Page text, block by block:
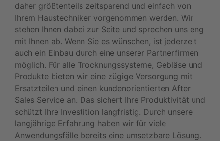
daher größtenteils zeitsparend und einfach von
Ihrem Haustechniker vorgenommen werden. Wir
stehen Ihnen dabei zur Seite und sprechen uns eng
mit Ihnen ab. Wenn Sie es wünschen, ist jederzeit
auch ein Einbau durch eine unserer Partnerfirmen
möglich. Für alle Trocknungssysteme, Gebläse und
Produkte bieten wir eine zügige Versorgung mit
Ersatzteilen und einen kundenorientierten After
Sales Service an. Das sichert Ihre Produktivität und
schützt Ihre Investition langfristig. Durch unsere
langjährige Erfahrung haben wir für viele
Anwendungsfälle bereits eine umsetzbare Lösung.